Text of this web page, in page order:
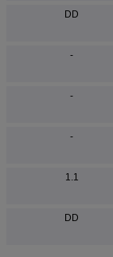
DD
-
-
-
1.1
DD